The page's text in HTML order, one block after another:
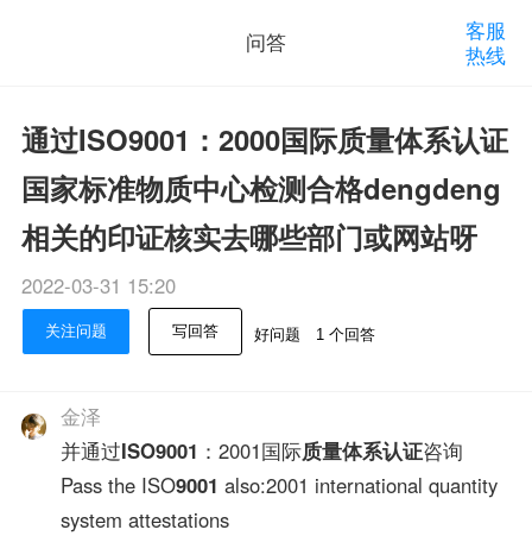
问答
客服
热线
通过ISO9001：2000国际质量体系认证
国家标准物质中心检测合格dengdeng
相关的印证核实去哪些部门或网站呀
2022-03-31 15:20
关注问题 写回答 好问题 1 个回答
金泽
并通过ISO9001 ：2001国际质量体系认证咨询
Pass the ISO9001 also:2001 international quantity
system attestations